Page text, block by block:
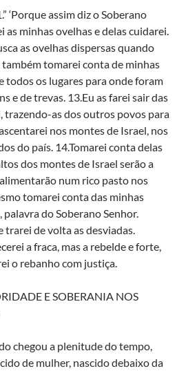
‘Porque assim diz o Soberano
as minhas ovelhas e delas cuidarei.
as ovelhas dispersas quando
tomarei conta de minhas
todos os lugares para onde foram
e de trevas. 13.Eu as farei sair das
trazendo-as dos outros povos para
nos montes de Israel, nos
do país. 14.Tomarei conta delas
dos montes de Israel serão a
num rico pasto nos
tomarei conta das minhas
do Soberano Senhor.
trarei de volta as desviadas.
a fraca, mas a rebelde e forte,
o rebanho com justiça.
E SOBERANIA NOS
chegou a plenitude do tempo,
de mulher, nascido debaixo da